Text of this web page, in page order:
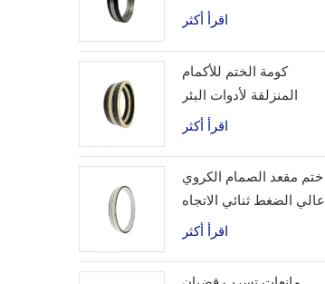
اقرأ أكثر
كومة الختم للأكمام
المنزلقة لأدوات البئر
اقرأ أكثر
ختم مقعد الصمام الكروي
عالي الضغط ثنائي الاتجاه
اقرأ أكثر